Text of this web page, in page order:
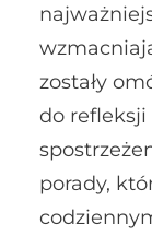
zostały
do
porady,